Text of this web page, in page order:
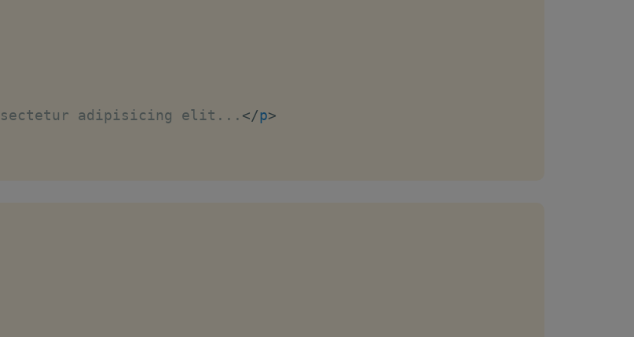
adipisicing elit... </p>